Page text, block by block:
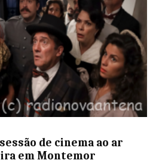
de cinema ao ar
em Montemor